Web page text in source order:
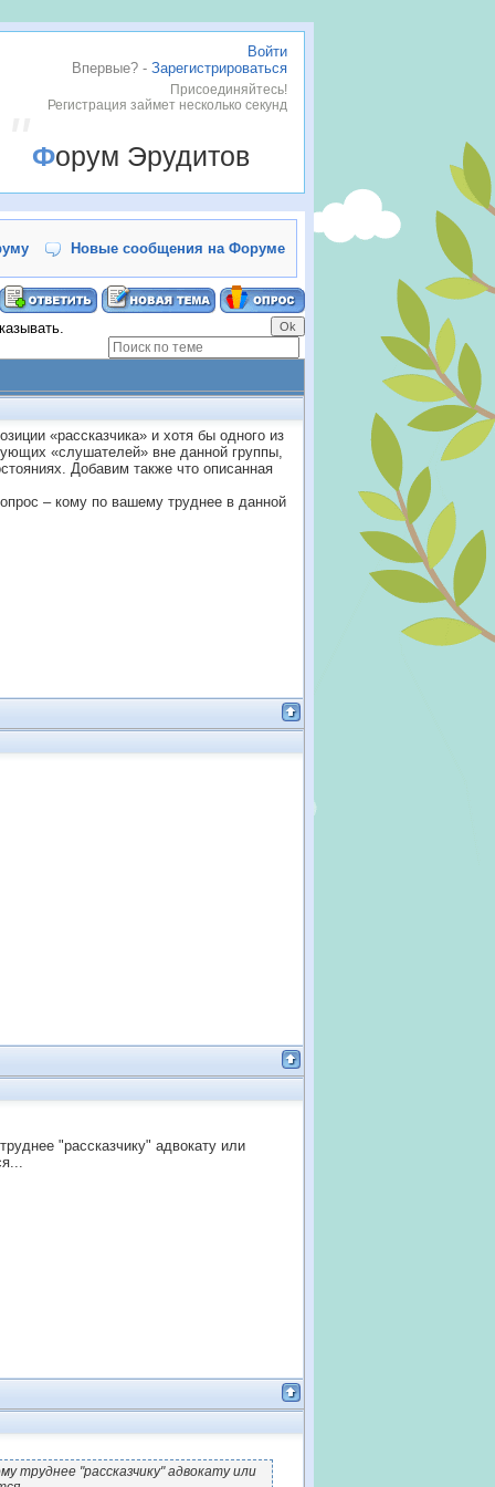
Войти
Впервые? - Зарегистрироваться
Присоединяйтесь!
Регистрация займет несколько секунд
Форум Эрудитов
Новые сообщения на Форуме
«рассказчика» и хотя бы одного из
«слушателей» вне данной группы,
Добавим также что описанная
– кому по вашему труднее в данной
"рассказчику" адвокату или
труднее "рассказчику" адвокату или